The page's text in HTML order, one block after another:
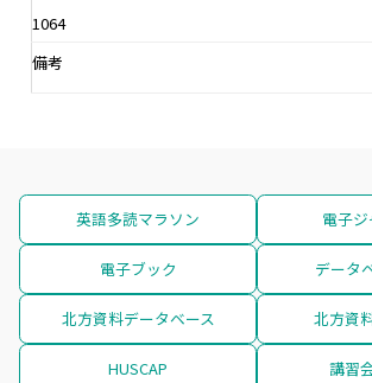
1064
備考
英語多読マラソン 電子
電子ブック データ
北方資料データベース 北方資
HUSCAP 講習